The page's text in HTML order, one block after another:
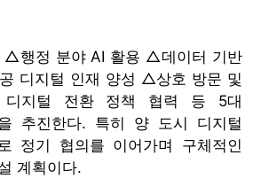
△행정 분야 AI 활용 △데이터 기반
디지털 인재 양성 △상호 방문 및
지털 전환 정책 협력 등 5대
추진한다. 특히 양 도시 디지털
정기 협의를 이어가며 구체적인
계획이다.